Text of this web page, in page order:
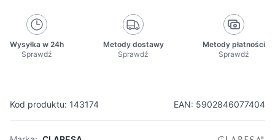
Kod produktu: 143174 EAN: 5902846077404
Wysyłka w 24h
Sprawdź
Metody dostawy
Sprawdź
Metody płatności
Sprawdź